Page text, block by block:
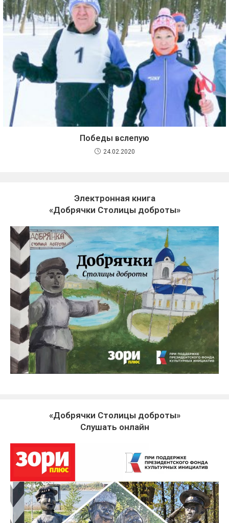
Победы вслепую
24.02.2020
Электронная книга
«Добрячки Столицы доброты»
«Добрячки Столицы доброты»
Слушать онлайн